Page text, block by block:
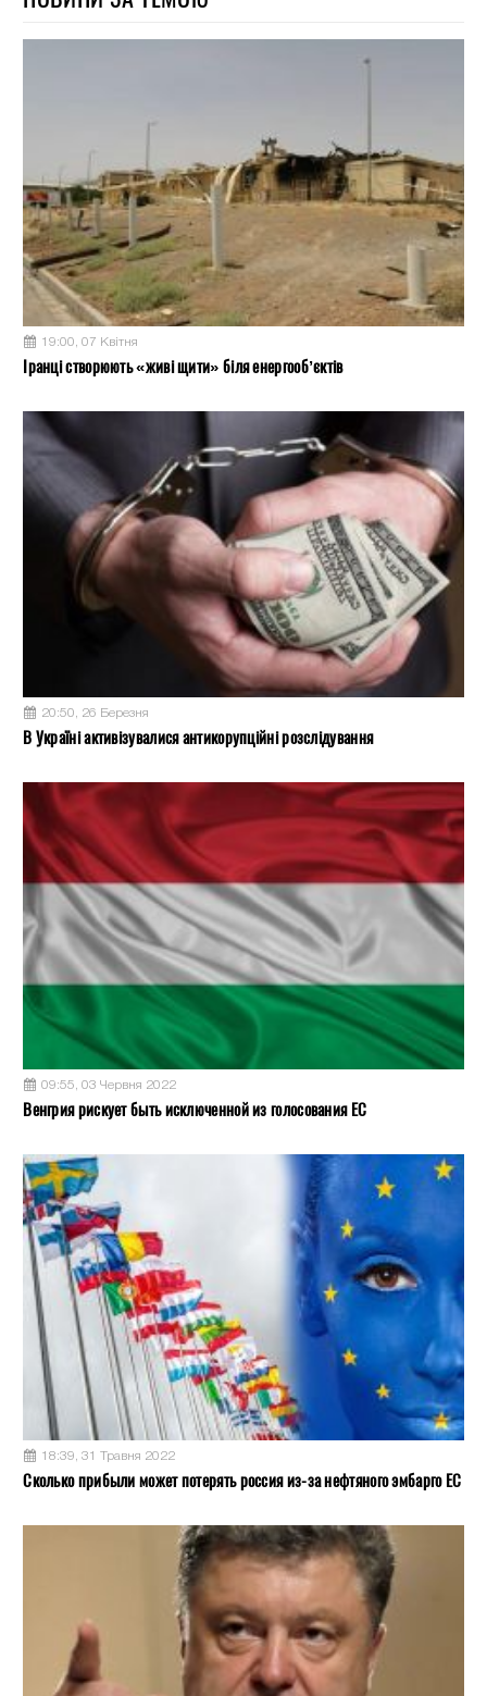
19:00, 07 Квітня
Іранці створюють «живі щити» біля енергооб’єктів
20:50, 26 Березня
В Україні активізувалися антикорупційні розслідування
09:55, 03 Червня 2022
Венгрия рискует быть исключенной из голосования ЕС
18:39, 31 Травня 2022
Сколько прибыли может потерять россия из-за нефтяного эмбарго ЕС